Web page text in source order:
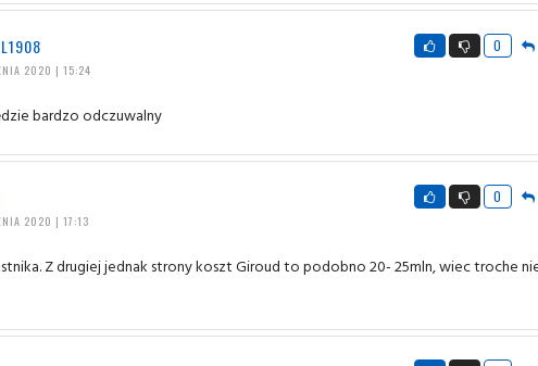
2020 | 15:24
0
bardzo odczuwalny
2020 | 17:13
0
Z drugiej jednak strony koszt Giroud to podobno 20- 25mln, wiec troche